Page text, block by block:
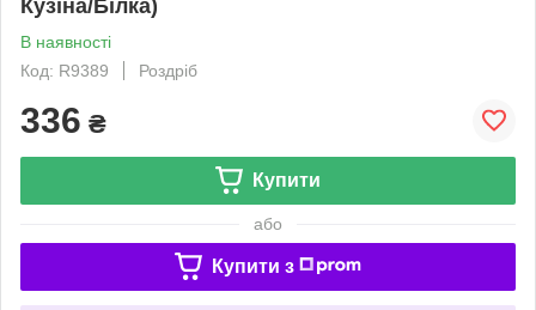
Кузіна/Білка)
В наявності
Код: R9389
Роздріб
336 ₴
Купити
або
Купити з